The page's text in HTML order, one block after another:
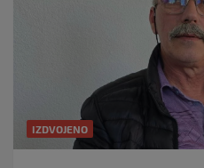
IZDVOJENO